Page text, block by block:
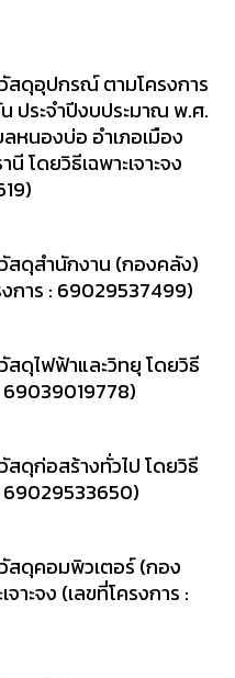
สดุอุปกรณ์ ตามโครงการ
ประจำปีงบประมาณ พ.ศ.
หนองบ่อ อำเภอเมือง
โดยวิธีเฉพาะเจาะจง
สดุสำนักงาน (กองคลัง)
งการ : 69029537499)
สดุไฟฟ้าและวิทยุ โดยวิธี
69039019778)
สดุก่อสร้างทั่วไป โดยวิธี
: 69029533650)
สดุคอมพิวเตอร์ (กอง
าะจง (เลขที่โครงการ :